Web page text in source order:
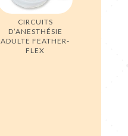
CIRCUITS
D’ANESTHÉSIE
ADULTE FEATHER-
FLEX